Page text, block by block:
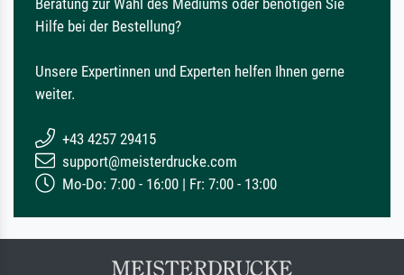
Hilfe bei der Bestellung?
Unsere Expertinnen und Experten helfen Ihnen gerne
weiter.
+43 4257 29415
support@meisterdrucke.com
Mo-Do: 7:00 - 16:00 | Fr: 7:00 - 13:00